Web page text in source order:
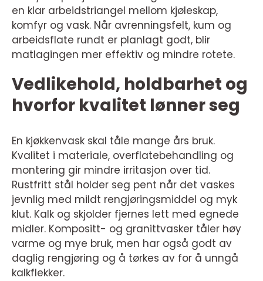
en klar arbeidstriangel mellom kjøleskap,
komfyr og vask. Når avrenningsfelt, kum og
arbeidsflate rundt er planlagt godt, blir
matlagingen mer effektiv og mindre rotete.
Vedlikehold, holdbarhet og
hvorfor kvalitet lønner seg
En kjøkkenvask skal tåle mange års bruk.
Kvalitet i materiale, overflatebehandling og
montering gir mindre irritasjon over tid.
Rustfritt stål holder seg pent når det vaskes
jevnlig med mildt rengjøringsmiddel og myk
klut. Kalk og skjolder fjernes lett med egnede
midler. Kompositt- og granittvasker tåler høy
varme og mye bruk, men har også godt av
daglig rengjøring og å tørkes av for å unngå
kalkflekker.